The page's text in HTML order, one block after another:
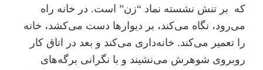
که بر تنش نشسته نماد “زن” است. در خانه راه
می‌رود، نگاه می‌کند، بر دیوارها دست می‌کشد،‌ خانه
را تعمیر می‌کند. خانه‌داری می‌کند و بعد در اتاق کار
روبروی شوهرش می‌نشیند و با نگرانی برگه‌های